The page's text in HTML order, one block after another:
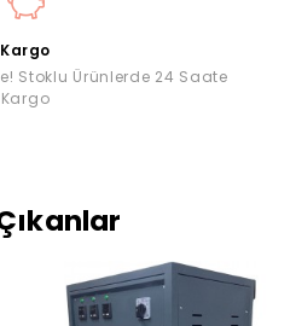
Kargo
Stoklu Ürünlerde 24 Saate
Kargo